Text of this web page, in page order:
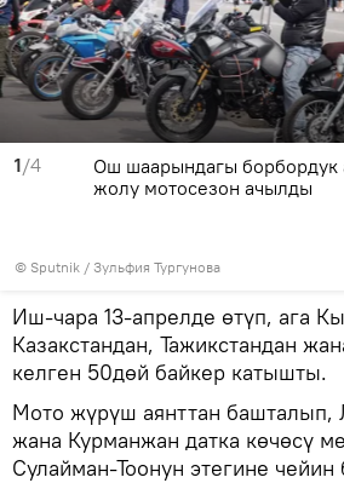
1/4
© Sputnik / Зульфия Тургунова
Ош шаарындагы борбордук
жолу мотосезон ачылды
Иш-чара 13-апрелде өтүп, ага
Казакстандан, Тажикстандан
келген 50дөй байкер катышты.
Мото жүрүш аянттан башталып,
жана Курманжан датка көчөсү
Сулайман-Тоонун этегине